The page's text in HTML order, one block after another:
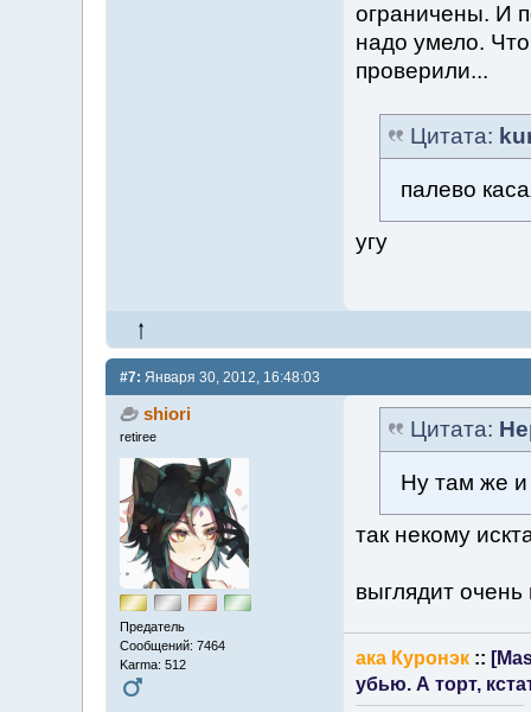
ограничены. И
надо умело.
проверили...
Цитата:
палево
угу
#7: Января 30, 2012, 16:48:03
shiori
retiree
Предатель
Сообщений: 7464
Karma: 512
Цитата:
Ну там же и
так некому
выглядит
ака Куронэк::
убью. А торт,